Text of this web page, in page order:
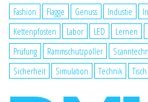
Fashion
Flagge Genuss Industie
Kettenpfosten
Labor LED Lernen
Prüfung
Rammschutzpoller
Sicherheit
Simulation Technik Tisch